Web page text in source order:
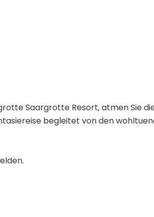
Saargrotte Resort, atmen Sie
begleitet von den